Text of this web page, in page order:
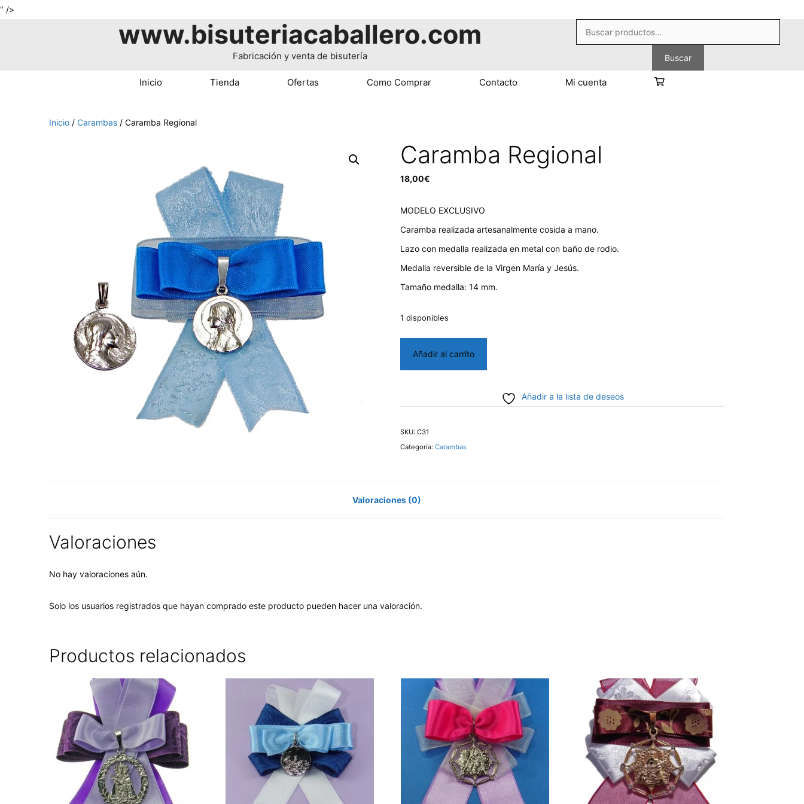
" />
Buscar
por:
Buscar
www.bisuteriacaballero.com
Fabricación y venta de bisutería
Inicio Tienda Ofertas Como Comprar Contacto Mi cuenta
Inicio / Carambas / Caramba Regional
Caramba Regional
18,00€
MODELO EXCLUSIVO
Caramba realizada artesanalmente cosida a mano.
Lazo con medalla realizada en metal con baño de rodio.
Medalla reversible de la Virgen María y Jesús.
Tamaño medalla: 14 mm.
1 disponibles
Añadir al carrito
Añadir a la lista de deseos
SKU:C31
Categoría:Carambas
Valoraciones (0)
Valoraciones
No hay valoraciones aún.
Solo los usuarios registrados que hayan comprado este producto pueden hacer una valoración.
Productos relacionados